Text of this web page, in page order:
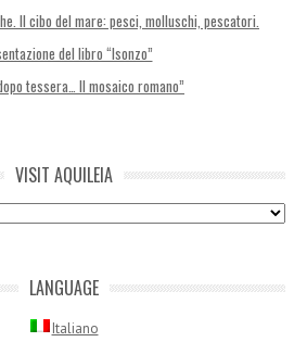
Il cibo del mare: pesci, molluschi, pescatori.
del libro “Isonzo”
tessera… Il mosaico romano”
VISIT AQUILEIA
LANGUAGE
Italiano